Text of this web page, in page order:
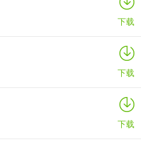
下载
下载
下载